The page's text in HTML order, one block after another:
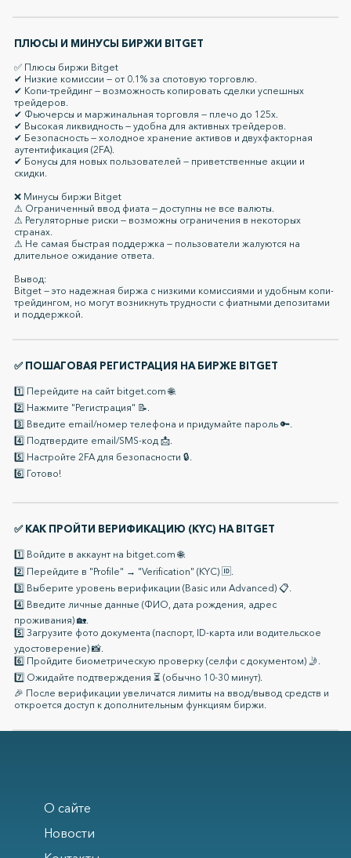
ПЛЮСЫ И МИНУСЫ БИРЖИ BITGET
✅ Плюсы биржи Bitget
✔ Низкие комиссии — от 0.1% за спотовую торговлю.
✔ Копи-трейдинг — возможность копировать сделки успешных
трейдеров.
✔ Фьючерсы и маржинальная торговля — плечо до 125x.
✔ Высокая ликвидность — удобна для активных трейдеров.
✔ Безопасность — холодное хранение активов и двухфакторная
аутентификация (2FA).
✔ Бонусы для новых пользователей — приветственные акции и
скидки.
❌ Минусы биржи Bitget
⚠ Ограниченный ввод фиата — доступны не все валюты.
⚠ Регуляторные риски — возможны ограничения в некоторых
странах.
⚠ Не самая быстрая поддержка — пользователи жалуются на
длительное ожидание ответа.
Вывод:
Bitget — это надежная биржа с низкими комиссиями и удобным копи-
трейдингом, но могут возникнуть трудности с фиатными депозитами
и поддержкой.
✅ ПОШАГОВАЯ РЕГИСТРАЦИЯ НА БИРЖЕ BITGET
1️⃣ Перейдите на сайт bitget.com 🌐.
2️⃣ Нажмите "Регистрация" 📝.
3️⃣ Введите email/номер телефона и придумайте пароль 🔑.
4️⃣ Подтвердите email/SMS-код 📩.
5️⃣ Настройте 2FA для безопасности 🔒.
6️⃣ Готово!
✅ КАК ПРОЙТИ ВЕРИФИКАЦИЮ (KYC) НА BITGET
1️⃣ Войдите в аккаунт на bitget.com 🌐.
2️⃣ Перейдите в "Profile" → "Verification" (KYC) 🆔.
3️⃣ Выберите уровень верификации (Basic или Advanced) 📋.
4️⃣ Введите личные данные (ФИО, дата рождения, адрес
проживания) 🏡.
5️⃣ Загрузите фото документа (паспорт, ID-карта или водительское
удостоверение) 📸.
6️⃣ Пройдите биометрическую проверку (селфи с документом) 🤳.
7️⃣ Ожидайте подтверждения ⏳ (обычно 10-30 минут).
🎉 После верификации увеличатся лимиты на ввод/вывод средств и
откроется доступ к дополнительным функциям биржи.
О сайте
Новости